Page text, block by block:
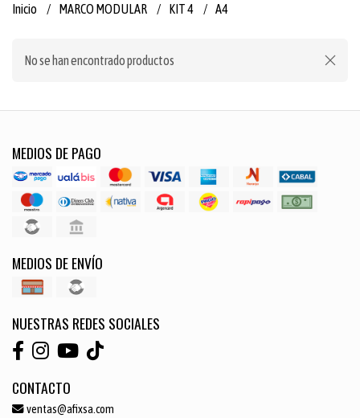
Inicio MARCO MODULAR KIT 4 A4
No se han encontrado productos
MEDIOS DE PAGO
MEDIOS DE ENVÍO
NUESTRAS REDES SOCIALES
CONTACTO
ventas@afixsa.com